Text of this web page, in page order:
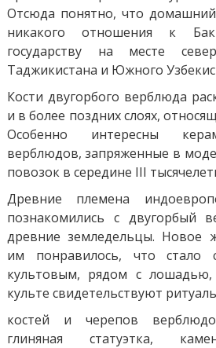
Отсюда понятно, что
никакого отношения к
государству на месте
Таджикистана и Южного
Кости двугорбого верблюда
и в более поздних слоях,
Особенно интересны
верблюдов, запряженные в
повозок в середине III
Древние племена
познакомились с двугорбый
древние земледельцы. Новое
им понравилось, что стало
культовым, рядом с
культе свидетельствуют
костей и черепов
глиняная статуэтка,